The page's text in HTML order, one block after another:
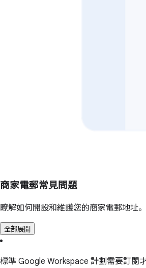
商家電郵常見問題
瞭解如何開設和維護您的商家電郵地址。
全部展開
標準 Google Workspace 計劃需要訂閱